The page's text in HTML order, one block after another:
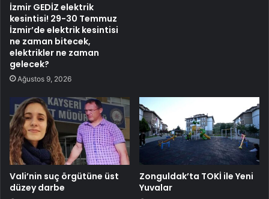
İzmir GEDİZ elektrik
kesintisi! 29-30 Temmuz
İzmir’de elektrik kesintisi
ne zaman bitecek,
elektrikler ne zaman
gelecek?
Ağustos 9, 2026
Vali’nin suç örgütüne üst
düzey darbe
Zonguldak’ta TOKİ ile Yeni
Yuvalar